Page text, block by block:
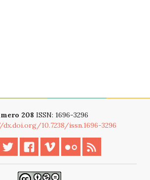
208 ISSN: 1696-3296
10.7238/issn.1696-3296